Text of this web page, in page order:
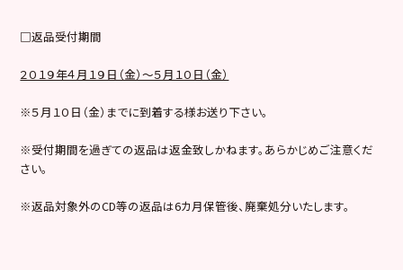
□返品受付期間
２０１９年４月１９日（金）～５月１０日（金）
※５月１０日（金）までに到着する様お送り下さい。
※受付期間を過ぎての返品は返金致しかねます。あらかじめご注意くだ
さい。
※返品対象外のCD等の返品は6カ月保管後、廃棄処分いたします。